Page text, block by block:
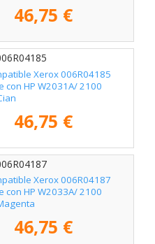
46,75 €
Xerox 006R04185
con HP W2031A/ 2100
46,75 €
Xerox 006R04187
con HP W2033A/ 2100
46,75 €